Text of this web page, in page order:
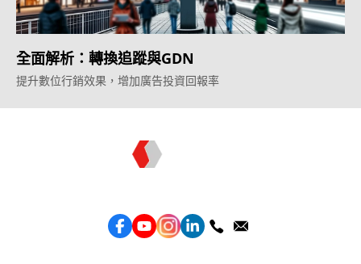
全面解析：轉換追蹤與GDN
提升數位行銷效果，增加廣告投資回報率